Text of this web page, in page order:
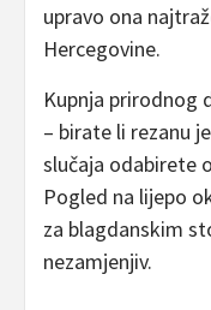
upravo ona
Hercegovine.
Kupnja prirodnog
– birate li rezanu
slučaja odabirete
Pogled na lijepo
za blagdanskim
nezamjenjiv.